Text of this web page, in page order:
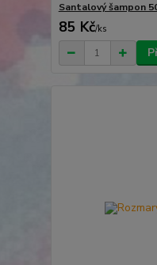
Santalový šampon
85 Kč/ks